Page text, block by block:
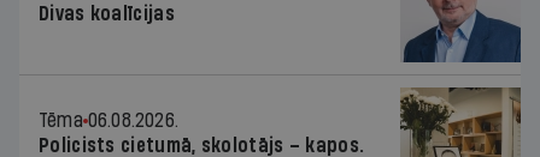
Divas koalīcijas
Tēma 06.08.2026.
Policists cietumā, skolotājs – kapos.